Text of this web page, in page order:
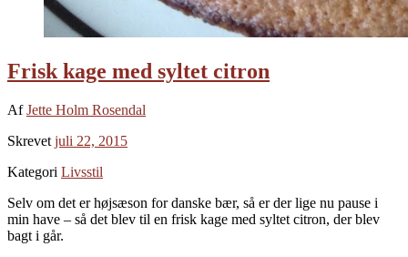
Frisk kage med syltet citron
AfJette Holm Rosendal
Skrevet juli 22, 2015
Kategori Livsstil
Selv om det er højsæson for danske bær, så er der lige nu pause i
min have – så det blev til en frisk kage med syltet citron, der blev
bagt i går.